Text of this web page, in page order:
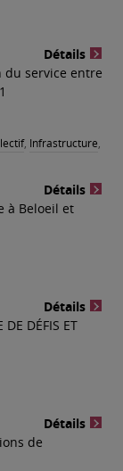
Détails
du service entre
, Infrastructure,
Détails
à Beloeil et
Détails
DE DÉFIS ET
Détails
de